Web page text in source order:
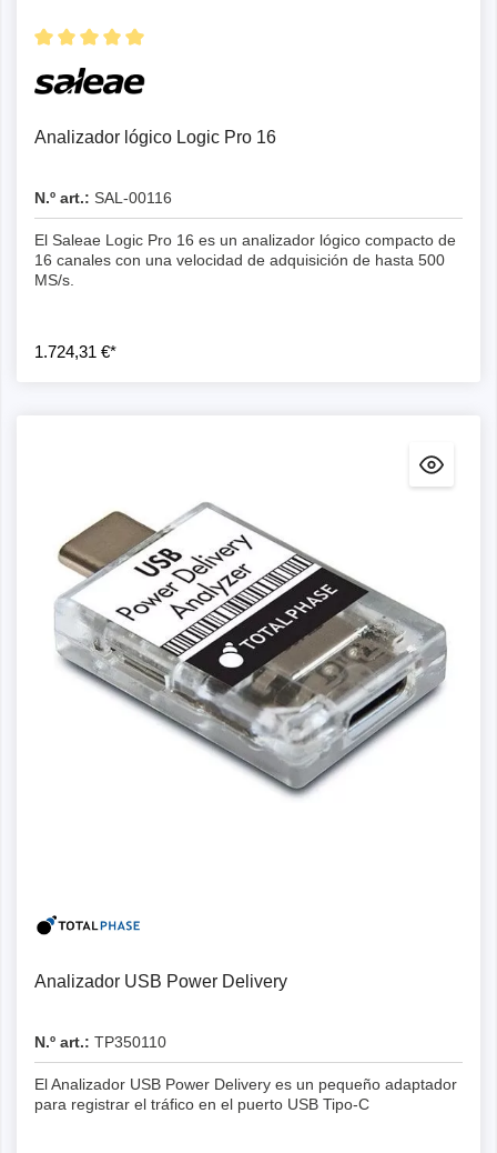
Analizador lógico Logic Pro 16
N.º art.: SAL-00116
El Saleae Logic Pro 16 es un analizador lógico compacto de
16 canales con una velocidad de adquisición de hasta 500
MS/s.
1.724,31 €*
Analizador USB Power Delivery
N.º art.: TP350110
El Analizador USB Power Delivery es un pequeño adaptador
para registrar el tráfico en el puerto USB Tipo-C